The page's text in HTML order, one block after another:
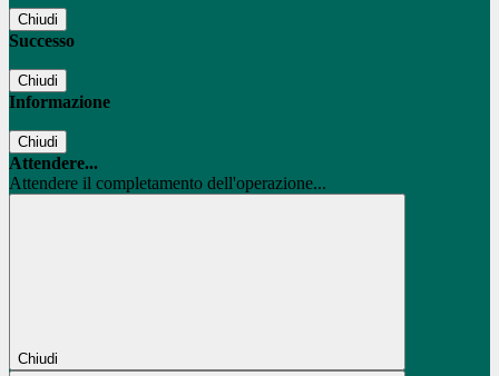
Chiudi
Successo
Chiudi
Informazione
Chiudi
Attendere...
Attendere il completamento dell'operazione...
Chiudi